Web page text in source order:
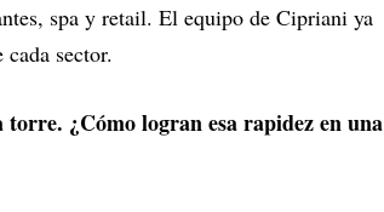
spa y retail. El equipo de Cipriani ya
sector.
¿Cómo logran esa rapidez en una